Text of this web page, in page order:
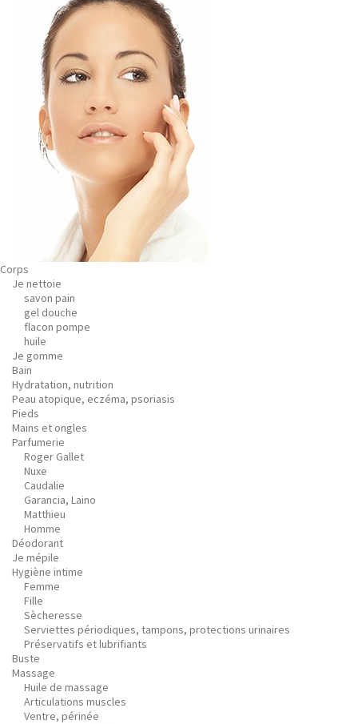
Corps
Je nettoie
savon pain
gel douche
flacon pompe
huile
Je gomme
Bain
Hydratation, nutrition
Peau atopique, eczéma, psoriasis
Pieds
Mains et ongles
Parfumerie
Roger Gallet
Nuxe
Caudalie
Garancia, Laino
Matthieu
Homme
Déodorant
Je mépile
Hygiène intime
Femme
Fille
Sècheresse
Serviettes périodiques, tampons, protections urinaires
Préservatifs et lubrifiants
Buste
Massage
Huile de massage
Articulations muscles
Ventre, périnée